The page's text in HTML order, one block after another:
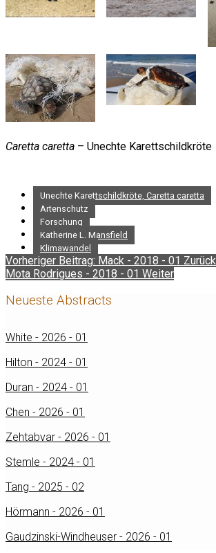
Caretta caretta – Unechte Karettschildkröte
Unechte Karettschildkröte, Caretta caretta
Artenschutz
Forschung
Katherine L. Mansfield
Klimawandel
Vorheriger Beitrag: Mack - 2018 - 01 Zurück
Mota Rodrigues - 2018 - 01 Weiter
Neueste Abstracts
White - 2026 - 01
Hilton - 2024 - 01
Duran - 2024 - 01
Chen - 2026 - 01
Zehtabvar - 2026 - 01
Stemle - 2024 - 01
Tang - 2025 - 02
Hörmann - 2026 - 01
Gaudzinski-Windheuser - 2026 - 01